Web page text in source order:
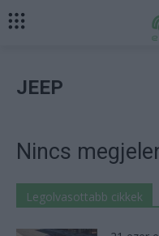
JEEP
Nincs
Legolvasottabb cikkek